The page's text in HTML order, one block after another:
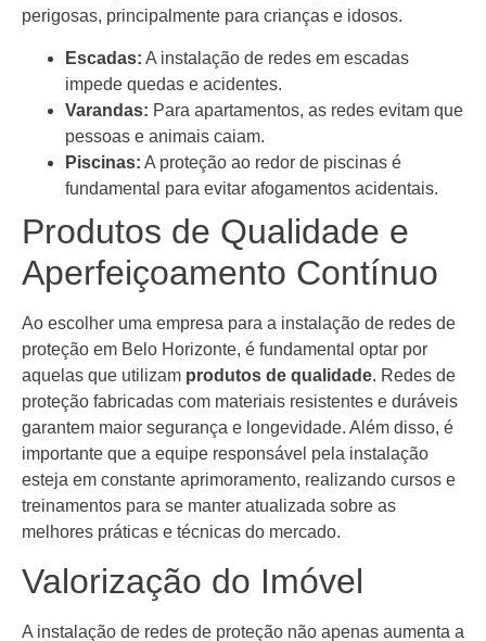
perigosas, principalmente para crianças e idosos.
Escadas: A instalação de redes em escadas
impede quedas e acidentes.
Varandas: Para apartamentos, as redes evitam que
pessoas e animais caiam.
Piscinas: A proteção ao redor de piscinas é
fundamental para evitar afogamentos acidentais.
Produtos de Qualidade e
Aperfeiçoamento Contínuo
Ao escolher uma empresa para a instalação de redes de
proteção em Belo Horizonte, é fundamental optar por
aquelas que utilizam produtos de qualidade. Redes de
proteção fabricadas com materiais resistentes e duráveis
garantem maior segurança e longevidade. Além disso, é
importante que a equipe responsável pela instalação
esteja em constante aprimoramento, realizando cursos e
treinamentos para se manter atualizada sobre as
melhores práticas e técnicas do mercado.
Valorização do Imóvel
A instalação de redes de proteção não apenas aumenta a